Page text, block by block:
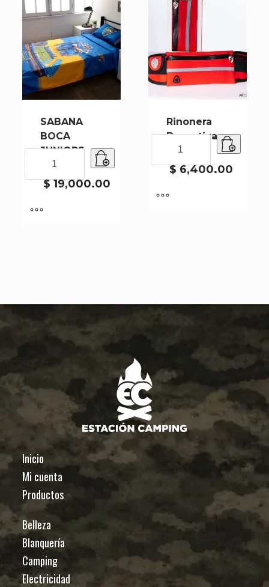
SABANA
BOCA
JUNIORS
09-24
$19,000.00
JUNIORS
24
Rinonera
Deportiva
River
$6,400.00
Deportiva
River
Inicio
Mi cuenta
Productos
Belleza
Blanquería
Camping
Electricidad